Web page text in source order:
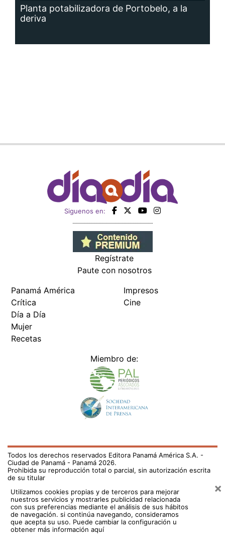
Planta potabilizadora de Portobelo, a la
deriva
Siguenos en:
Regístrate
Paute con nosotros
Panamá América
Crítica
Día a Día
Mujer
Recetas
Impresos
Cine
Miembro de:
Todos los derechos reservados Editora Panamá América S.A. -
Ciudad de Panamá - Panamá 2026.
Prohibida su reproducción total o parcial, sin autorización escrita
de su titular
Utilizamos cookies propias y de terceros para mejorar
nuestros servicios y mostrarles publicidad relacionada
con sus preferencias mediante el análisis de sus hábitos
de navegación. si continúa navegando, consideramos
que acepta su uso. Puede cambiar la configuración u
obtener más información aquí
×